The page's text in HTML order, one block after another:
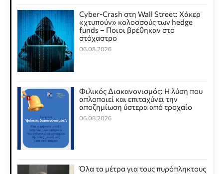
Cyber-Crash στη Wall Street: Χάκερ
«χτυπούν» κολοσσούς των hedge
funds – Ποιοι βρέθηκαν στο
στόχαστρο
06.08.2026
Φιλικός Διακανονισμός: Η λύση που
απλοποιεί και επιταχύνει την
αποζημίωση ύστερα από τροχαίο
06.08.2026
Όλα τα μέτρα για τους πυρόπληκτους